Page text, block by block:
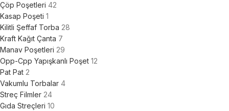
Çöp Poşetleri 42
Kasap Poşeti 1
Kilitli Şeffaf Torba 28
Kraft Kağıt Çanta 7
Manav Poşetleri 29
Opp-Cpp Yapışkanlı Poşet 12
Pat Pat 2
Vakumlu Torbalar 4
Streç Filmler 24
Gıda Streçleri 10